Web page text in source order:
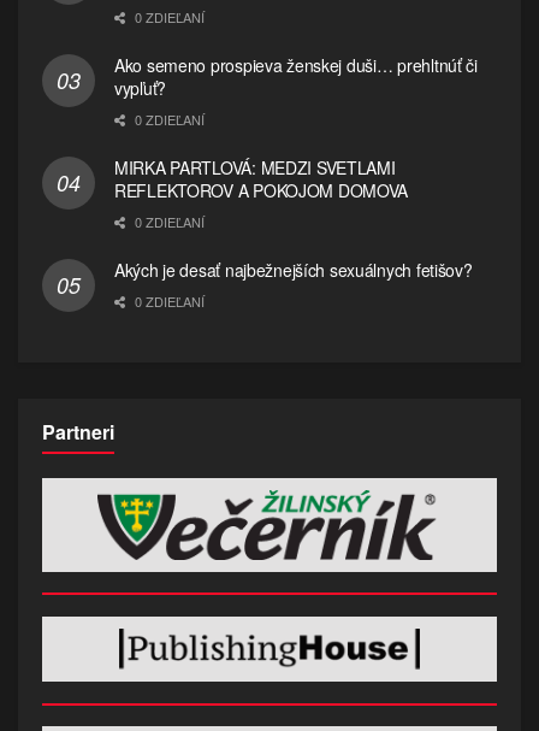
0 ZDIEĽANÍ
Ako semeno prospieva ženskej duši… prehltnúť či
vypľuť?
0 ZDIEĽANÍ
MIRKA PARTLOVÁ: MEDZI SVETLAMI
REFLEKTOROV A POKOJOM DOMOVA
0 ZDIEĽANÍ
Akých je desať najbežnejších sexuálnych fetišov?
0 ZDIEĽANÍ
Partneri